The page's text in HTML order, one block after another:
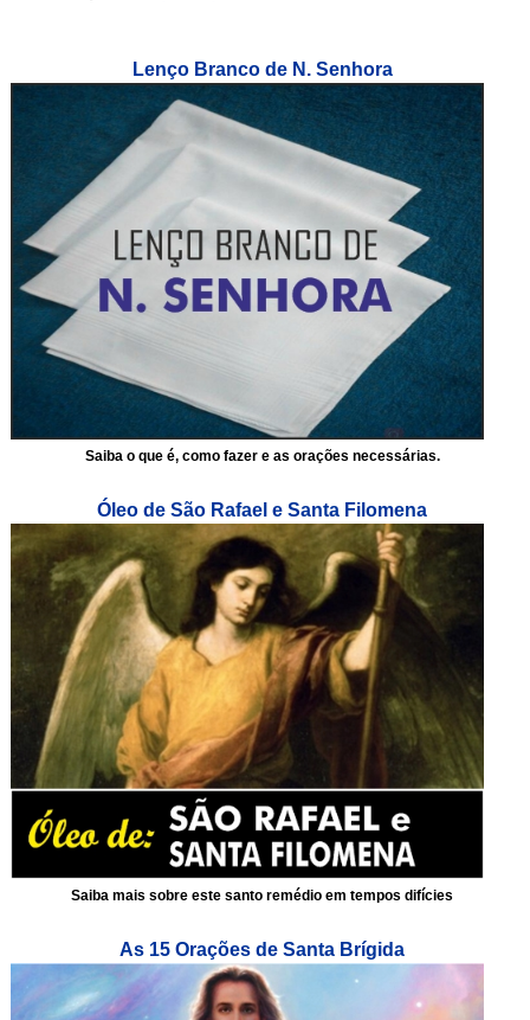
Lenço Branco de N. Senhora
Saiba o que é, como fazer e as orações necessárias.
Óleo de São Rafael e Santa Filomena
Saiba mais sobre este santo remédio em tempos difícies
As 15 Orações de Santa Brígida